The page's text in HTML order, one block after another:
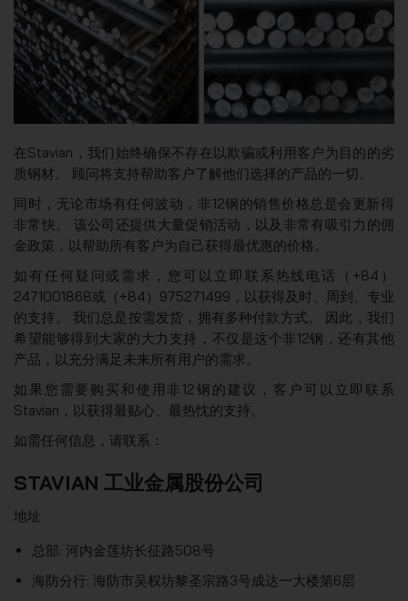
在Stavian，我们始终确保不存在以欺骗或利用客户为目的的劣
质钢材。 顾问将支持帮助客户了解他们选择的产品的一切。
同时，无论市场有任何波动，非12钢的销售价格总是会更新得
非常快。 该公司还提供大量促销活动，以及非常有吸引力的佣
金政策，以帮助所有客户为自己获得最优惠的价格。
如有任何疑问或需求，您可以立即联系热线电话（+84）
2471001868或（+84）975271499，以获得及时、周到、专业
的支持。 我们总是按需发货，拥有多种付款方式。 因此，我们
希望能够得到大家的大力支持，不仅是这个非12钢，还有其他
产品，以充分满足未来所有用户的需求。
如果您需要购买和使用非12钢的建议，客户可以立即联系
Stavian，以获得最贴心、最热忱的支持。
如需任何信息，请联系：
STAVIAN 工业金属股份公司
地址
总部: 河内金莲坊长征路508号
海防分行: 海防市吴权坊黎圣宗路3号成达一大楼第6层